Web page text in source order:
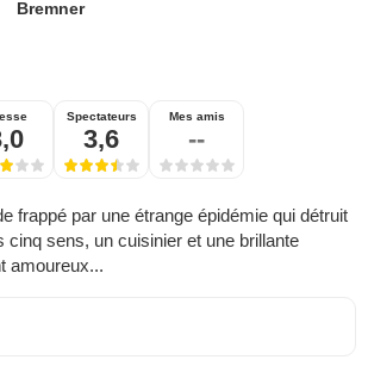
Bremner
Spectateurs
3,6
Mes amis
--
frappé par une étrange épidémie qui détruit
cinq sens, un cuisinier et une brillante
amoureux...